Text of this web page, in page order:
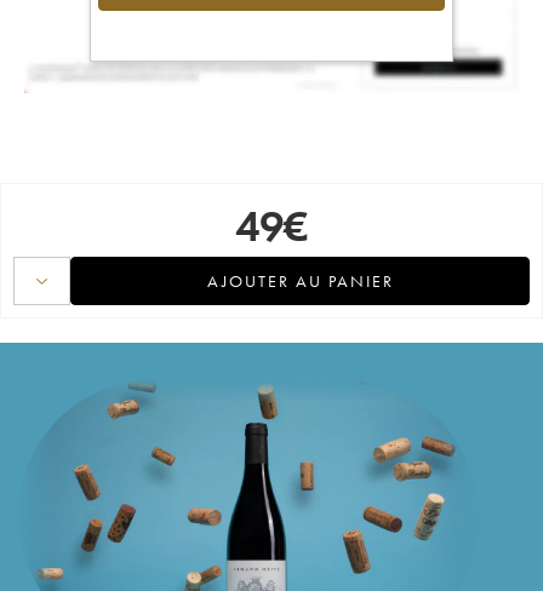
49€
AJOUTER AU PANIER